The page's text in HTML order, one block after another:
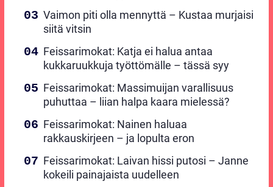
Vaimon piti olla mennyttä – Kustaa murjaisi
siitä vitsin
Feissarimokat: Katja ei halua antaa
kukkaruukkuja työttömälle – tässä syy
Feissarimokat: Massimuijan varallisuus
puhuttaa – liian halpa kaara mielessä?
Feissarimokat: Nainen haluaa
rakkauskirjeen – ja lopulta eron
Feissarimokat: Laivan hissi putosi – Janne
kokeili painajaista uudelleen